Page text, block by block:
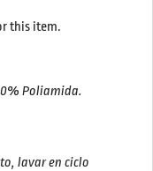
this item.
Poliamida.
lavar en ciclo